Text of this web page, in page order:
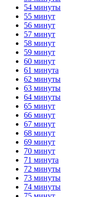
54 минуты
55 минут
56 минут
57 минут
58 минут
59 минут
60 минут
61 минута
62 минуты
63 минуты
64 минуты
65 минут
66 минут
67 минут
68 минут
69 минут
70 минут
71 минута
72 минуты
73 минуты
74 минуты